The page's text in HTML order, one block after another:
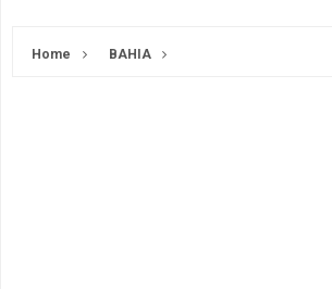
Home BAHIA